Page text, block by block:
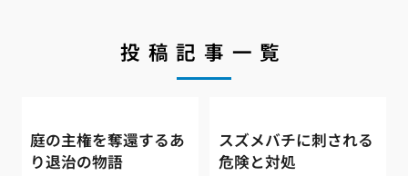
投稿記事一覧
庭の主権を奪還するあ
り退治の物語
スズメバチに刺される
危険と対処